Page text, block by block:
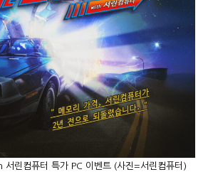
린컴퓨터 특가 PC 이벤트 (사진=서린컴퓨터)